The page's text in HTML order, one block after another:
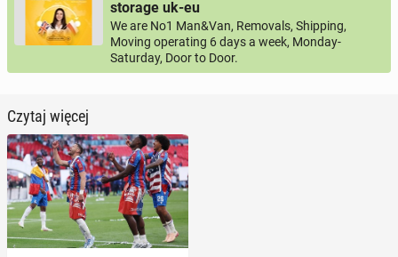
storage uk-eu
We are No1 Man&Van, Removals, Shipping,
Moving operating 6 days a week, Monday-
Saturday, Door to Door.
Czytaj więcej